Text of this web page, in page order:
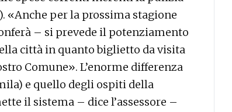
«Anche per la prossima stagione
– si prevede il potenziamento
città in quanto biglietto da visita
Comune». L’enorme differenza
e quello degli ospiti della
il sistema – dice l’assessore –